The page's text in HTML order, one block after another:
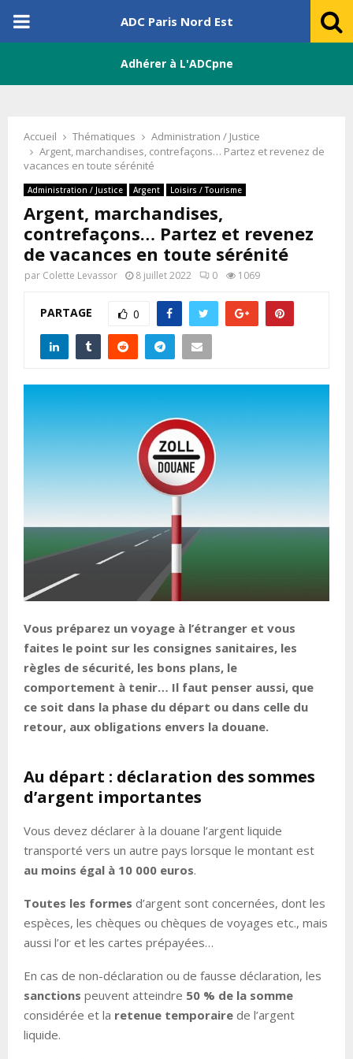
PRIMARY
ADC Paris Nord Est
Adhérer à L'ADCpne
Accueil Thématiques
Administration / Justice
Argent, marchandises, contrefaçons… Partez et revenez de
vacances en toute sérénité
Administration / Justice Argent Loisirs / Tourisme
Argent, marchandises,
contrefaçons… Partez et revenez
de vacances en toute sérénité
par Colette Levassor 8 juillet 2022 0 1069
PARTAGE 0
Vous préparez un voyage à l’étranger et vous
faites le point sur les consignes sanitaires, les
règles de sécurité, les bons plans, le
comportement à tenir… Il faut penser aussi, que
ce soit dans la phase du départ ou dans celle du
retour, aux obligations envers la douane.
Au départ : déclaration des sommes
d’argent importantes
Vous devez déclarer à la douane l’argent liquide
transporté vers un autre pays lorsque le montant est
au moins égal à 10 000 euros.
Toutes les formes d’argent sont concernées, dont les
espèces, les chèques ou chèques de voyages etc., mais
aussi l’or et les cartes prépayées…
En cas de non-déclaration ou de fausse déclaration, les
sanctions peuvent atteindre 50 % de la somme
considérée et la retenue temporaire de l’argent
liquide.